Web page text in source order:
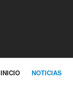
INICIO NOTICIAS